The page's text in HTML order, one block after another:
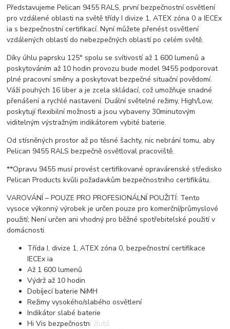
Představujeme Pelican 9455 RALS, první bezpečnostní osvětlení
pro vzdálené oblasti na světě třídy I divize 1, ATEX zóna 0 a IECEx
ia s bezpečnostní certifikací. Nyní můžete přenést osvětlení
vzdálených oblastí do nebezpečných oblastí po celém světě.
Díky úhlu paprsku 125° spolu se svítivostí až 1 600 lumenů a
poskytováním až 10 hodin provozu bude model 9455 podporovat
plné pracovní směny a poskytovat bezpečné situační povědomí.
Váží pouhých 16 liber a je zcela skládací, což umožňuje snadné
přenášení a rychlé nastavení. Duální světelné režimy, High/Low,
poskytují flexibilní možnosti a jsou vybaveny 30minutovým
viditelným výstražným indikátorem vybité baterie.
Od stísněných prostor až po těsné šachty, nic nebrání tomu, aby
Pelican 9455 RALS bezpečně osvětloval pracoviště.
**Opravu 9455 musí provést certifikované opravárenské středisko
Pelican Products kvůli požadavkům bezpečnostního certifikátu.
VAROVÁNÍ – POUZE PRO PROFESIONÁLNÍ POUŽITÍ: Tento
vysoce výkonný výrobek je určen pouze pro komerční/průmyslové
použití; Není určen ani vhodný pro běžné spotřebitelské použití v
domácnosti.
Třída I, divize 1, ATEX zóna 0, bezpečnostní certifikace
IECEx ia
Až 1 600 lumenů
Výdrž až 10 hodin
Dobíjecí baterie NiMH
Režimy vysokého/slabého osvětlení
Indikátor slabé baterie
Hi Vis bezpečnostní žlutá